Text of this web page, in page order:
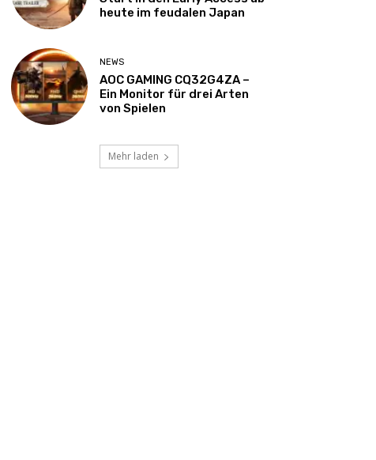
heute im feudalen Japan
NEWS
AOC GAMING CQ32G4ZA –
Ein Monitor für drei Arten
von Spielen
Mehr laden